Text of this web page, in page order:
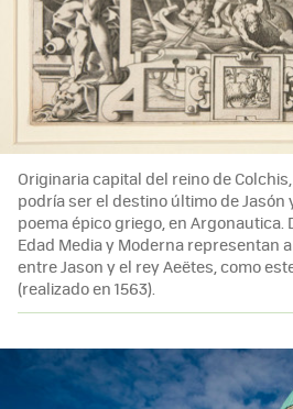
Originaria capital del reino de
podría ser el destino último de Jasón
poema épico griego, en Argonautica.
Edad Media y Moderna representan
entre Jason y el rey Aeëtes, como
(realizado en 1563).